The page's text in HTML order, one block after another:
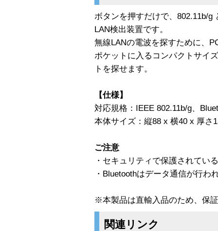
ボタンを押すだけで、802.11b/g
LAN検出装置です。
無線LANの電波を探すために、
ポケットに入るコンパクトサイ
トを探せます。
【仕様】
対応規格：IEEE 802.11b/g、
本体サイズ：縦88 x 横40 x 厚さ
ご注意
・セキュリティで保護されてい
・Bluetoothはデータ通信が行わ
※本製品は直輸入品のため、保
関連リンク